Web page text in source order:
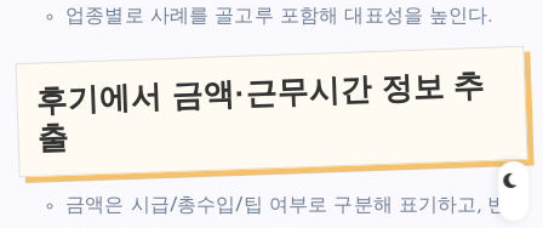
업종별로 사례를 골고루 포함해 대표성을 높인다.
후기에서 금액·근무시간 정보 추
출
금액은 시급/총수입/팁 여부로 구분해 표기하고, 변